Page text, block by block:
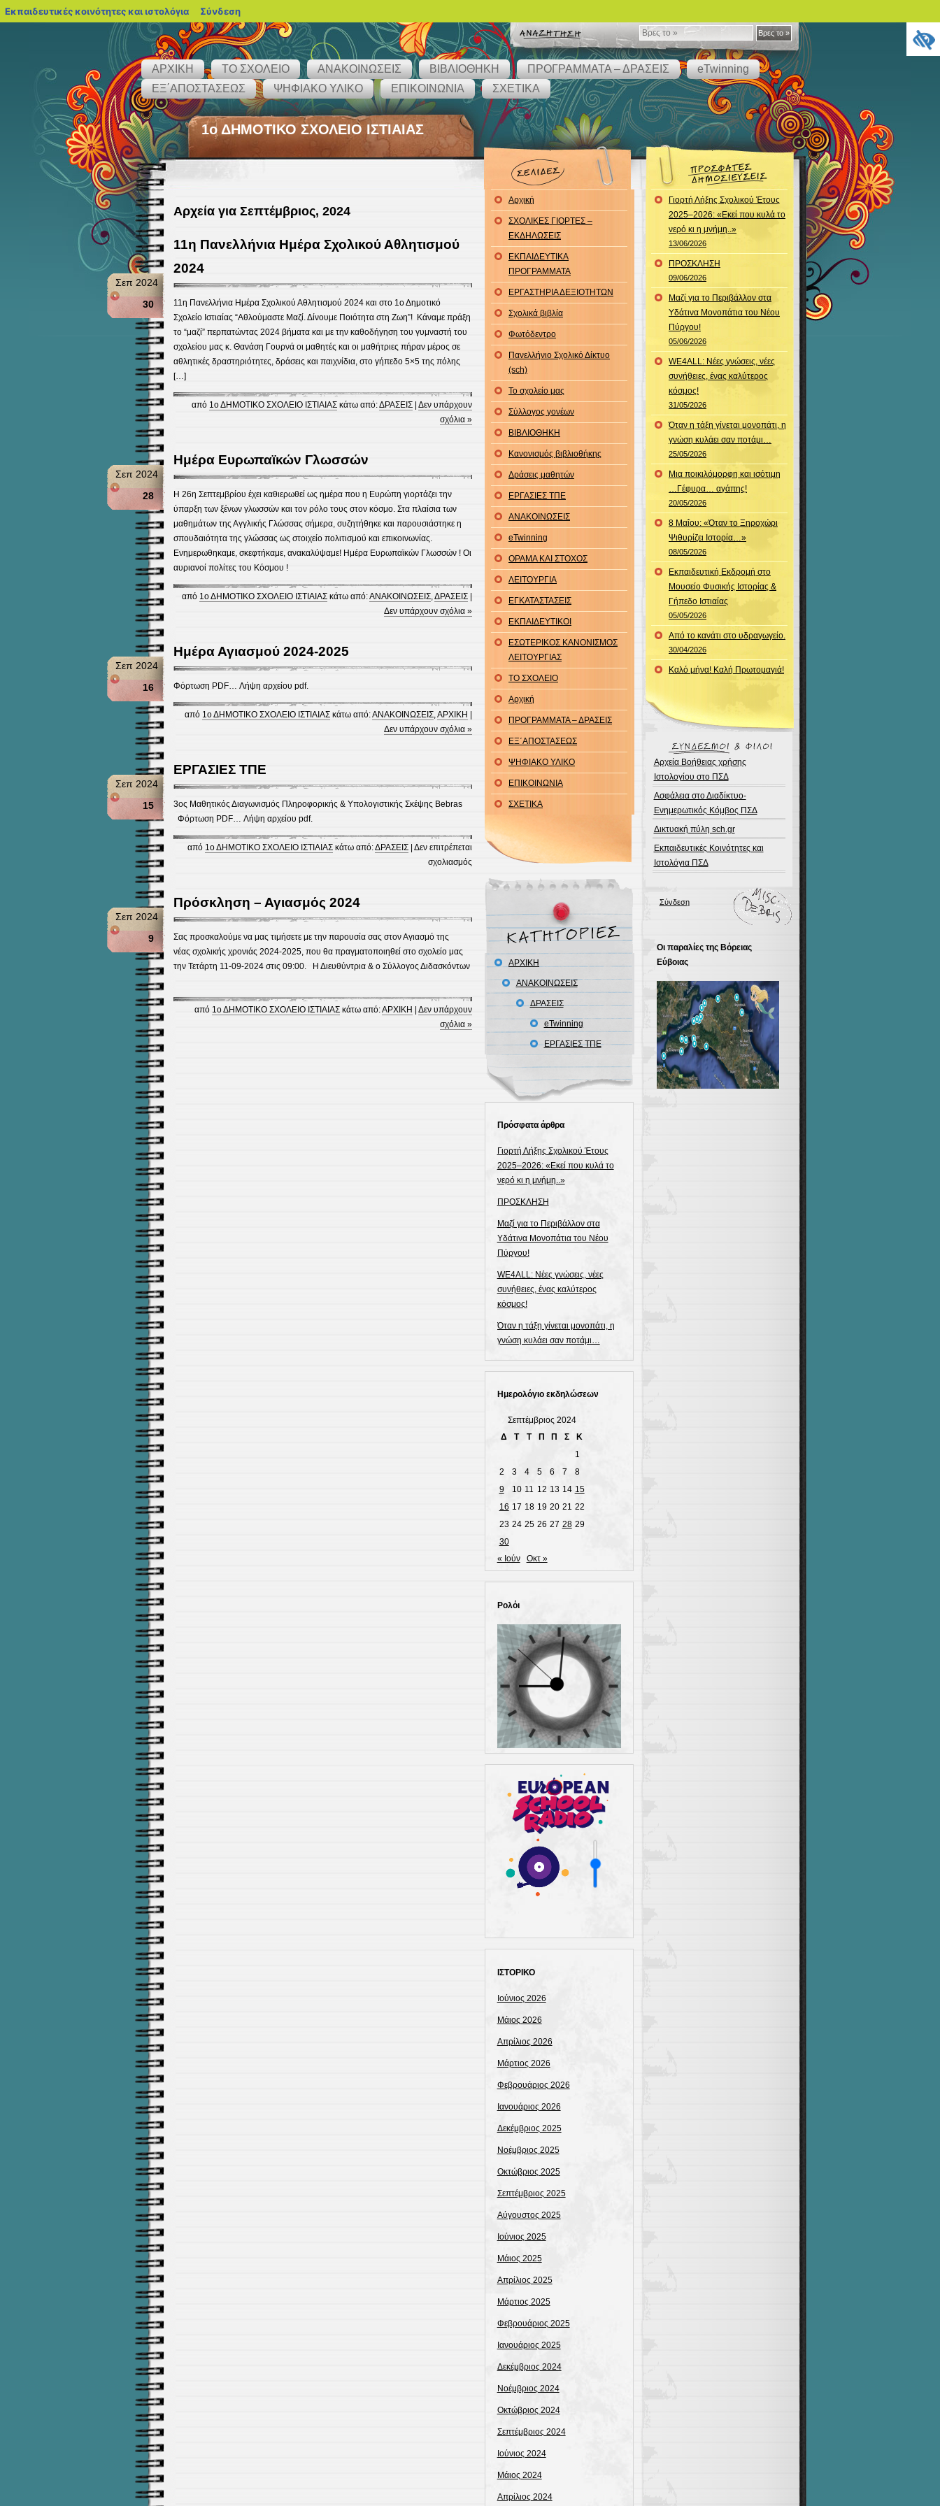
Βρες
το
»
Βρες το »
ΑΡΧΙΚΗ ΤΟ ΣΧΟΛΕΙΟ ΑΝΑΚΟΙΝΩΣΕΙΣ ΒΙΒΛΙΟΘΗΚΗ ΠΡΟΓΡΑΜΜΑΤΑ – ΔΡΑΣΕΙΣ
eTwinning
ΕΞ΄ΑΠΟΣΤΑΣΕΩΣ
ΨΗΦΙΑΚΟ ΥΛΙΚΟ ΕΠΙΚΟΙΝΩΝΙΑ ΣΧΕΤΙΚΑ
1ο ΔΗΜΟΤΙΚΟ ΣΧΟΛΕΙΟ ΙΣΤΙΑΙΑΣ
Αρχεία για Σεπτέμβριος, 2024
11η Πανελλήνια Ημέρα Σχολικού Αθλητισμού
2024
Σεπ 2024
30
11η Πανελλήνια Ημέρα Σχολικού Αθλητισμού 2024 και στο 1ο Δημοτικό
Σχολείο Ιστιαίας “Αθλούμαστε Μαζί. Δίνουμε Ποιότητα στη Ζωη”! Κάναμε πράξη
το “μαζί” περπατώντας 2024 βήματα και με την καθοδήγηση του γυμναστή του
σχολείου μας κ. Θανάση Γουρνά οι μαθητές και οι μαθήτριες πήραν μέρος σε
αθλητικές δραστηριότητες, δράσεις και παιχνίδια, στο γήπεδο 5×5 της πόλης
[…]
από 1ο ΔΗΜΟΤΙΚΟ ΣΧΟΛΕΙΟ ΙΣΤΙΑΙΑΣκάτω από:ΔΡΑΣΕΙΣ| Δεν υπάρχουν
σχόλια »
Ημέρα Ευρωπαϊκών Γλωσσών
Σεπ 2024
28
Η 26η Σεπτεμβρίου έχει καθιερωθεί ως ημέρα που η Ευρώπη γιορτάζει την
ύπαρξη των ξένων γλωσσών και τον ρόλο τους στον κόσμο. Στα πλαίσια των
μαθημάτων της Αγγλικής Γλώσσας σήμερα, συζητήθηκε και παρουσιάστηκε η
σπουδαιότητα της γλώσσας ως στοιχείο πολιτισμού και επικοινωνίας.
Ενημερωθηκαμε, σκεφτήκαμε, ανακαλύψαμε! Ημέρα Ευρωπαϊκών Γλωσσών ! Οι
αυριανοί πολίτες του Κόσμου !
από 1ο ΔΗΜΟΤΙΚΟ ΣΧΟΛΕΙΟ ΙΣΤΙΑΙΑΣκάτω από:ΑΝΑΚΟΙΝΩΣΕΙΣ,ΔΡΑΣΕΙΣ|
Δεν υπάρχουν σχόλια »
Ημέρα Αγιασμού 2024-2025
Σεπ 2024
16
Φόρτωση PDF… Λήψη αρχείου pdf.
από 1ο ΔΗΜΟΤΙΚΟ ΣΧΟΛΕΙΟ ΙΣΤΙΑΙΑΣκάτω από:ΑΝΑΚΟΙΝΩΣΕΙΣ,ΑΡΧΙΚΗ |
Δεν υπάρχουν σχόλια »
ΕΡΓΑΣΙΕΣ ΤΠΕ
Σεπ 2024
15
3ος Μαθητικός Διαγωνισμός Πληροφορικής & Υπολογιστικής Σκέψης Bebras
Φόρτωση PDF… Λήψη αρχείου pdf.
από 1ο ΔΗΜΟΤΙΚΟ ΣΧΟΛΕΙΟ ΙΣΤΙΑΙΑΣκάτω από:ΔΡΑΣΕΙΣ| Δεν επιτρέπεται
σχολιασμόςστο
ΕΡΓΑΣΙΕΣ
Πρόσκληση – Αγιασμός 2024
Σεπ 2024
9
Σας προσκαλούμε να μας τιμήσετε με την παρουσία σας στον Αγιασμό της
νέας σχολικής χρονιάς 2024-2025, που θα πραγματοποιηθεί στο σχολείο μας
την Τετάρτη 11-09-2024 στις 09:00. Η Διευθύντρια & ο Σύλλογος Διδασκόντων
από 1ο ΔΗΜΟΤΙΚΟ ΣΧΟΛΕΙΟ ΙΣΤΙΑΙΑΣκάτω από:ΑΡΧΙΚΗ | Δεν υπάρχουν
σχόλια »
Αρχική
ΣΧΟΛΙΚΕΣ ΓΙΟΡΤΕΣ –
ΕΚΔΗΛΩΣΕΙΣ
ΕΚΠΑΙΔΕΥΤΙΚΑ
ΠΡΟΓΡΑΜΜΑΤΑ
ΕΡΓΑΣΤΗΡΙΑ ΔΕΞΙΟΤΗΤΩΝ
Σχολικά βιβλία
Φωτόδεντρο
Πανελλήνιο Σχολικό Δίκτυο
(sch)
Το σχολείο μας
Σύλλογος γονέων
ΒΙΒΛΙΟΘΗΚΗ
Κανονισμός βιβλιοθήκης
Δράσεις μαθητών
ΕΡΓΑΣΙΕΣ ΤΠΕ
ΑΝΑΚΟΙΝΩΣΕΙΣ
eTwinning
ΟΡΑΜΑ ΚΑΙ ΣΤΟΧΟΣ
ΛΕΙΤΟΥΡΓΙΑ
ΕΓΚΑΤΑΣΤΑΣΕΙΣ
ΕΚΠΑΙΔΕΥΤΙΚΟΙ
ΕΣΩΤΕΡΙΚΟΣ ΚΑΝΟΝΙΣΜΟΣ
ΛΕΙΤΟΥΡΓΙΑΣ
ΤΟ ΣΧΟΛΕΙΟ
Αρχική
ΠΡΟΓΡΑΜΜΑΤΑ – ΔΡΑΣΕΙΣ
ΕΞ΄ΑΠΟΣΤΑΣΕΩΣ
ΨΗΦΙΑΚΟ ΥΛΙΚΟ
ΕΠΙΚΟΙΝΩΝΙΑ
ΣΧΕΤΙΚΑ
ΑΡΧΙΚΗ
ΑΝΑΚΟΙΝΩΣΕΙΣ
ΔΡΑΣΕΙΣ
eTwinning
ΕΡΓΑΣΙΕΣ ΤΠΕ
Πρόσφατα άρθρα
Γιορτή Λήξης Σχολικού Έτους
2025–2026: «Εκεί που κυλά το
νερό κι η μνήμη..»
ΠΡΟΣΚΛΗΣΗ
Μαζί για το Περιβάλλον στα
Υδάτινα Μονοπάτια του Νέου
Πύργου!
WE4ALL: Νέες γνώσεις, νέες
συνήθειες, ένας καλύτερος
κόσμος!
Όταν η τάξη γίνεται μονοπάτι, η
γνώση κυλάει σαν ποτάμι…
Ημερολόγιο εκδηλώσεων
Σεπτέμβριος 2024
Δ
Τ Τ Π Π Σ
Κ
1
2
3 4 5 6 7
8
9
10 11 12 13 14 15
16 17 18 19 20 21 22
23 24 25 26 27 28 29
30
« Ιούν
Οκτ »
Ρολόι
ΙΣΤΟΡΙΚΟ
Ιούνιος 2026
Μάιος 2026
Απρίλιος 2026
Μάρτιος 2026
Φεβρουάριος 2026
Ιανουάριος 2026
Δεκέμβριος 2025
Νοέμβριος 2025
Οκτώβριος 2025
Σεπτέμβριος 2025
Αύγουστος 2025
Ιούνιος 2025
Μάιος 2025
Απρίλιος 2025
Μάρτιος 2025
Φεβρουάριος 2025
Ιανουάριος 2025
Δεκέμβριος 2024
Νοέμβριος 2024
Οκτώβριος 2024
Σεπτέμβριος 2024
Ιούνιος 2024
Μάιος 2024
Απρίλιος 2024
Γιορτή Λήξης Σχολικού Έτους
2025–2026: «Εκεί που κυλά το
νερό κι η μνήμη..»
13/06/2026
ΠΡΟΣΚΛΗΣΗ
09/06/2026
Μαζί για το Περιβάλλον στα
Υδάτινα Μονοπάτια του Νέου
Πύργου!
05/06/2026
WE4ALL: Νέες γνώσεις, νέες
συνήθειες, ένας καλύτερος
κόσμος!
31/05/2026
Όταν η τάξη γίνεται μονοπάτι, η
γνώση κυλάει σαν ποτάμι…
25/05/2026
Μια ποικιλόμορφη και ισότιμη
…Γέφυρα… αγάπης!
20/05/2026
8 Μαΐου: «Όταν το Ξηροχώρι
Ψιθυρίζει Ιστορία…»
08/05/2026
Εκπαιδευτική Εκδρομή στο
Μουσείο Φυσικής Ιστορίας &
Γήπεδο Ιστιαίας
05/05/2026
Από το κανάτι στο υδραγωγείο.
30/04/2026
Καλό μήνα! Καλή Πρωτομαγιά!
Αρχεία Βοήθειας χρήσης
Ιστολογίου στο ΠΣΔ
Ασφάλεια στο Διαδίκτυο-
Ενημερωτικός Κόμβος ΠΣΔ
Δικτυακή πύλη sch.gr
Εκπαιδευτικές Κοινότητες και
Ιστολόγια ΠΣΔ
Σύνδεση
Οι παραλίες της Βόρειας
Εύβοιας
Εκπαιδευτικές κοινότητες και ιστολόγια blogs.sch.gr
Σύνδεση